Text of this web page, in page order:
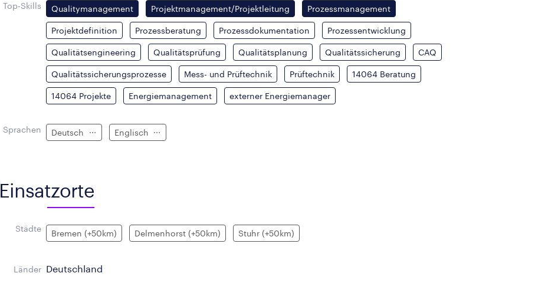
Top-Skills Qualitymanagement Projektmanagement/Projektleitung Prozessmanagement
Projektdefinition Prozessberatung Prozessdokumentation Prozessentwicklung
Qualitätsengineering Qualitätsprüfung Qualitätsplanung Qualitätssicherung CAQ
Qualitätssicherungsprozesse Mess- und Prüftechnik Prüftechnik 14064 Beratung
14064 Projekte Energiemanagement externer Energiemanager
Sprachen Deutsch Englisch
Einsatzorte
Städte Bremen (+50km) Delmenhorst (+50km) Stuhr (+50km)
Länder Deutschland